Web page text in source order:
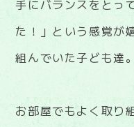
手にバランスをとっ
た！」という感覚が
組んでいた子ども達。
お部屋でもよく取り